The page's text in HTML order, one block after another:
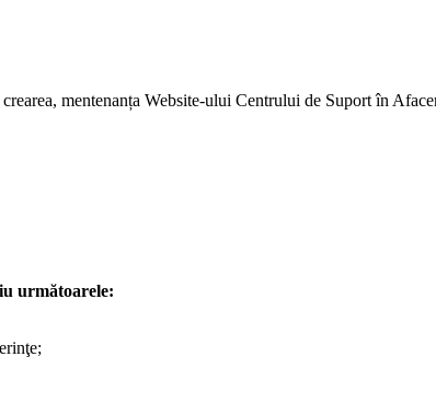
mentenanța Website-ului Centrului de Suport în
următoarele: